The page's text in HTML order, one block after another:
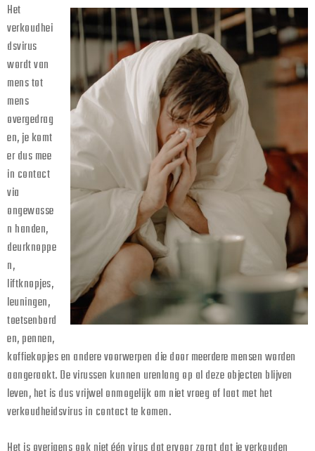
Het
verkoudhei
dsvirus
wordt van
mens tot
mens
overgedrag
en, je komt
er dus mee
in contact
via
ongewasse
n handen,
deurknoppe
n,
liftknopjes,
leuningen,
toetsenbord
en, pennen,
koffiekopjes en andere voorwerpen die door meerdere mensen worden
aangeraakt. De virussen kunnen urenlang op al deze objecten blijven
leven, het is dus vrijwel onmogelijk om niet vroeg of laat met het
verkoudheidsvirus in contact te komen.